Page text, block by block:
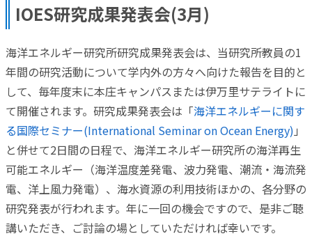
IOES研究成果発表会(3月)
海洋エネルギー研究所研究成果発表会は、当研究所教員の1
年間の研究活動について学内外の方々へ向けた報告を目的と
して、毎年度末に本庄キャンパスまたは伊万里サテライトに
て開催されます。研究成果発表会は「海洋エネルギーに関す
る国際セミナー(International Seminar on Ocean Energy) 」
と併せて2日間の日程で、海洋エネルギー研究所の海洋再生
可能エネルギー（海洋温度差発電、波力発電、潮流・海流発
電、洋上風力発電）、海水資源の利用技術ほかの、各分野の
研究発表が行われます。年に一回の機会ですので、是非ご聴
講いただき、ご討論の場としていただければ幸いです。